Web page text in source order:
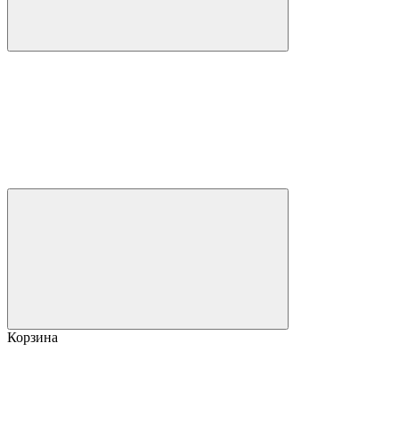
Корзина